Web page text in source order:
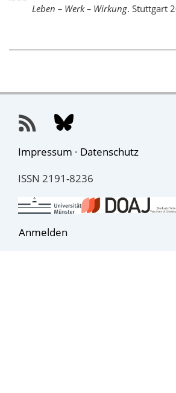
Leben – Werk – Wirkung. Stuttgart
Impressum · Datenschutz
ISSN 2191-8236
Anmelden